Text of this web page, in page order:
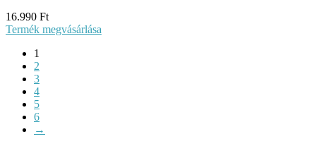
16.990 Ft
Termék megvásárlása
1
2
3
4
5
6
→